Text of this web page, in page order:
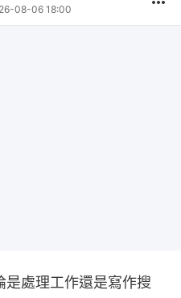
08-06 18:00
是處理工作還是寫作搜